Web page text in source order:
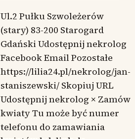
Ul.2 Pułku Szwoleżerów
(stary) 83-200 Starogard
Gdański Udostępnij nekrolog
Facebook Email Pozostałe
https://lilia24.pl/nekrolog/jan-
staniszewski/ Skopiuj URL
Udostępnij nekrolog × Zamów
kwiaty Tu może być numer
telefonu do zamawiania